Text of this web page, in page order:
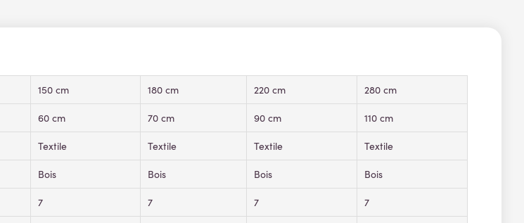
150 cm 180 cm 220 cm 280 cm
60 cm 70 cm 90 cm 110 cm
Textile Textile Textile Textile
Bois Bois Bois Bois
7 7 7 7